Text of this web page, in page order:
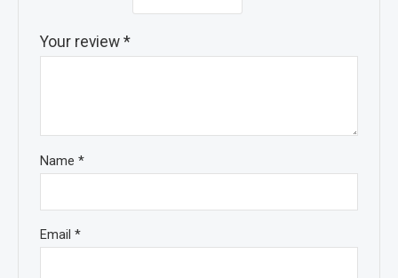
Your review*
Name*
Email*